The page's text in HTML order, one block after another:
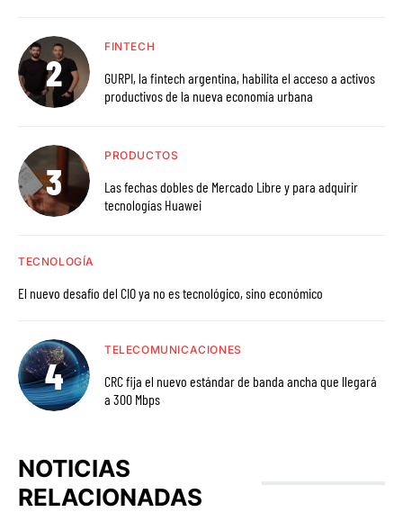
FINTECH
GURPI, la fintech argentina, habilita el acceso a activos
productivos de la nueva economía urbana
PRODUCTOS
Las fechas dobles de Mercado Libre y para adquirir
tecnologías Huawei
TECNOLOGÍA
El nuevo desafío del CIO ya no es tecnológico, sino económico
TELECOMUNICACIONES
CRC fija el nuevo estándar de banda ancha que llegará
a 300 Mbps
NOTICIAS
RELACIONADAS